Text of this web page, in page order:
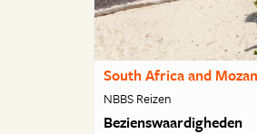
South Africa and
NBBS Reizen
Bezienswaardigheden